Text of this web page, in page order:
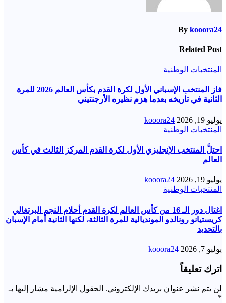
By kooora24
Related Post
المنتخبات الوطنية
فاز المنتخب الإسباني الأول لكرة القدم بكأس العالم 2026 للمرة
الثانية في تاريخه بعدما هزم نظيره الأرجنتيني
يوليو 19, 2026
kooora24
المنتخبات الوطنية
احتلَّ المنتخب الإنجليزي الأول لكرة القدم المركز الثالث في كأس
العالم
يوليو 19, 2026
kooora24
المنتخبات الوطنية
اغتال دور الـ 16 من كأس العالم لكرة القدم أحلام النجم البرتغالي
كريستيانو رونالدو المونديالية للمرة الثالثة، لكنها الثانية أمام الإسبان
بالتحديد
يوليو 7, 2026 kooora24
اترك تعليقاً
لن يتم نشر عنوان بريدك الإلكتروني. الحقول الإلزامية مشار إليها بـ
*